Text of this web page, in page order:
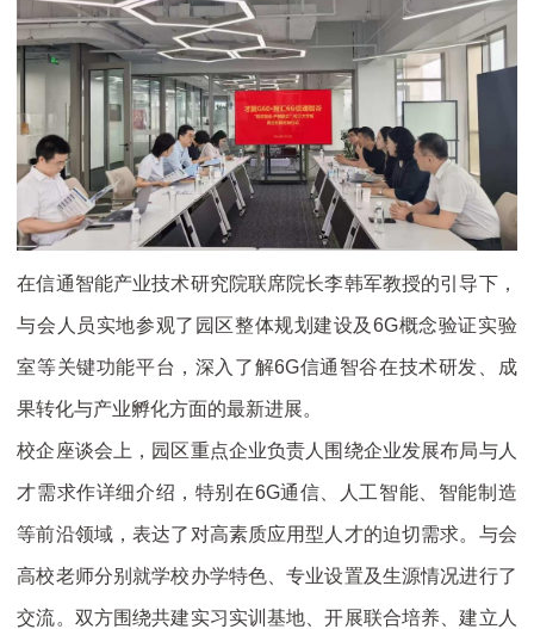
在信通智能产业技术研究院联席院长李韩军教授的引导下，
与会人员实地参观了园区整体规划建设及6G概念验证实验
室等关键功能平台，深入了解6G信通智谷在技术研发、成
果转化与产业孵化方面的最新进展。
校企座谈会上，园区重点企业负责人围绕企业发展布局与人
才需求作详细介绍，特别在6G通信、人工智能、智能制造
等前沿领域，表达了对高素质应用型人才的迫切需求。与会
高校老师分别就学校办学特色、专业设置及生源情况进行了
交流。双方围绕共建实习实训基地、开展联合培养、建立人